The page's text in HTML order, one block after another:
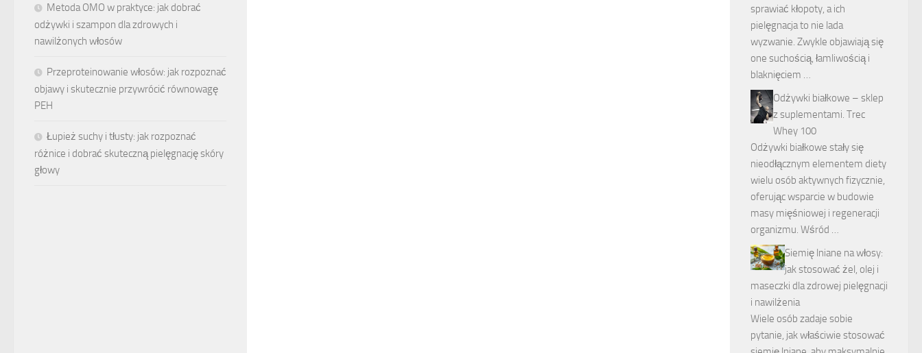
Metoda OMO w praktyce: jak dobrać
odżywki i szampon dla zdrowych i
nawilżonych włosów
Przeproteinowanie włosów: jak rozpoznać
objawy i skutecznie przywrócić równowagę
PEH
Łupież suchy i tłusty: jak rozpoznać
różnice i dobrać skuteczną pielęgnację skóry
głowy
sprawiać kłopoty, a ich
pielęgnacja to nie lada
wyzwanie. Zwykle objawiają się
one suchością, łamliwością i
blaknięciem …
Odżywki białkowe – sklep
z suplementami. Trec
Whey 100
Odżywki białkowe stały się
nieodłącznym elementem diety
wielu osób aktywnych fizycznie,
oferując wsparcie w budowie
masy mięśniowej i regeneracji
organizmu. Wśród …
Siemię lniane na włosy:
jak stosować żel, olej i
maseczki dla zdrowej pielęgnacji
i nawilżenia
Wiele osób zadaje sobie
pytanie, jak właściwie stosować